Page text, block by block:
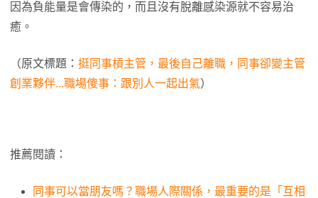
因為負能量是會傳染的，而且沒有脫離感染源就不容易治
癒。
（原文標題： 挺同事槓主管，最後自己離職，同事卻變主管
創業夥伴...職場傻事：跟別人一起出氣）
推薦閱讀：
同事可以當朋友嗎？職場人際關係，最重要的是「互相